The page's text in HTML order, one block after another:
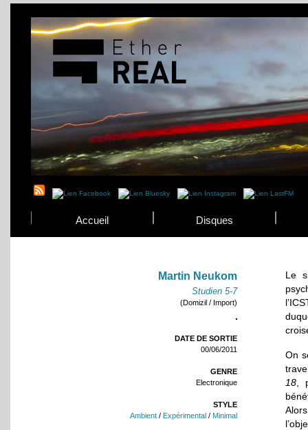
Accueil Disques
Martin Neukom
Studien 5-7
(Domizil / Import)
DATE DE SORTIE
00/06/2011
GENRE
Electronique
STYLE
Ambient / Expérimental / Minimal
Le
On
18 ,